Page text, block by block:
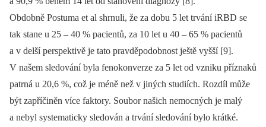
Obdobně Postuma et al shrnuli, že za dobu 5 let trvání iRBD se
tak stane u 25 –⁠ 40 % pacientů, za 10 let u 40 –⁠ 65 % pa­cientů
a v delší perspektivě je tato pravděpodobnost ještě vyšší [9].
V našem sledování byla fenokonverze za 5 let od vzniku příznaků
patrná u 20,6 %, což je méně než v jiných studiích. Rozdíl může
být zapříčiněn více faktory. Soubor našich nemocných je malý
a nebyl systematicky sledován a trvání sledování bylo krátké.